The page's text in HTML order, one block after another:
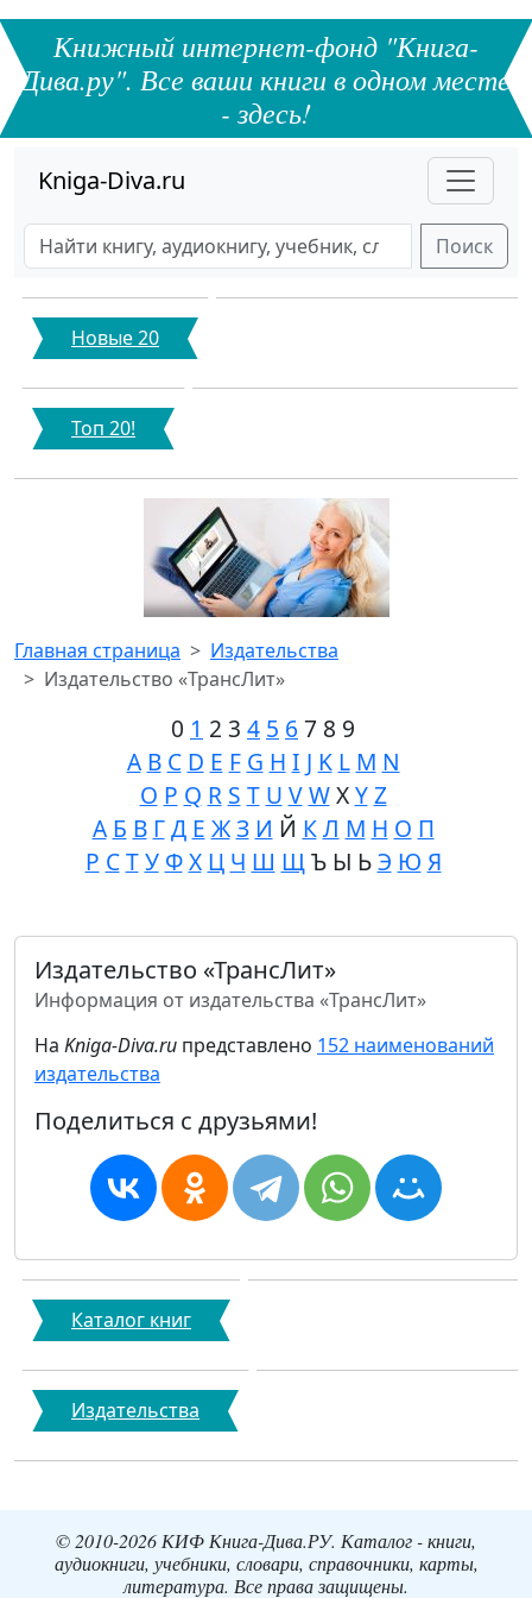
Книжный интернет-фонд "Книга-
Дива.ру". Все ваши книги в одном месте
- здесь!
Kniga-Diva.ru
Поиск
Новые 20
Топ 20!
Главная страница
Издательства
Издательство «ТрансЛит»
0 1 2 3 4 5 6 7 8 9
A B C D E F G H I J K L M N
O P Q R S T U V WXY Z
А Б В Г Д Е Ж З И Й К Л М Н О П
Р С Т У Ф Х Ц Ч Ш ЩЪ Ы ЬЭ Ю Я
Издательство «ТрансЛит»
Информация от издательства «ТрансЛит»
На Kniga-Diva.ru представлено 152 наименований
издательства
Поделиться с друзьями!
Каталог книг
Издательства
© 2010-2026 КИФ Книга-Дива.РУ. Каталог - книги,
аудиокниги, учебники, словари, справочники, карты,
литература. Все права защищены.